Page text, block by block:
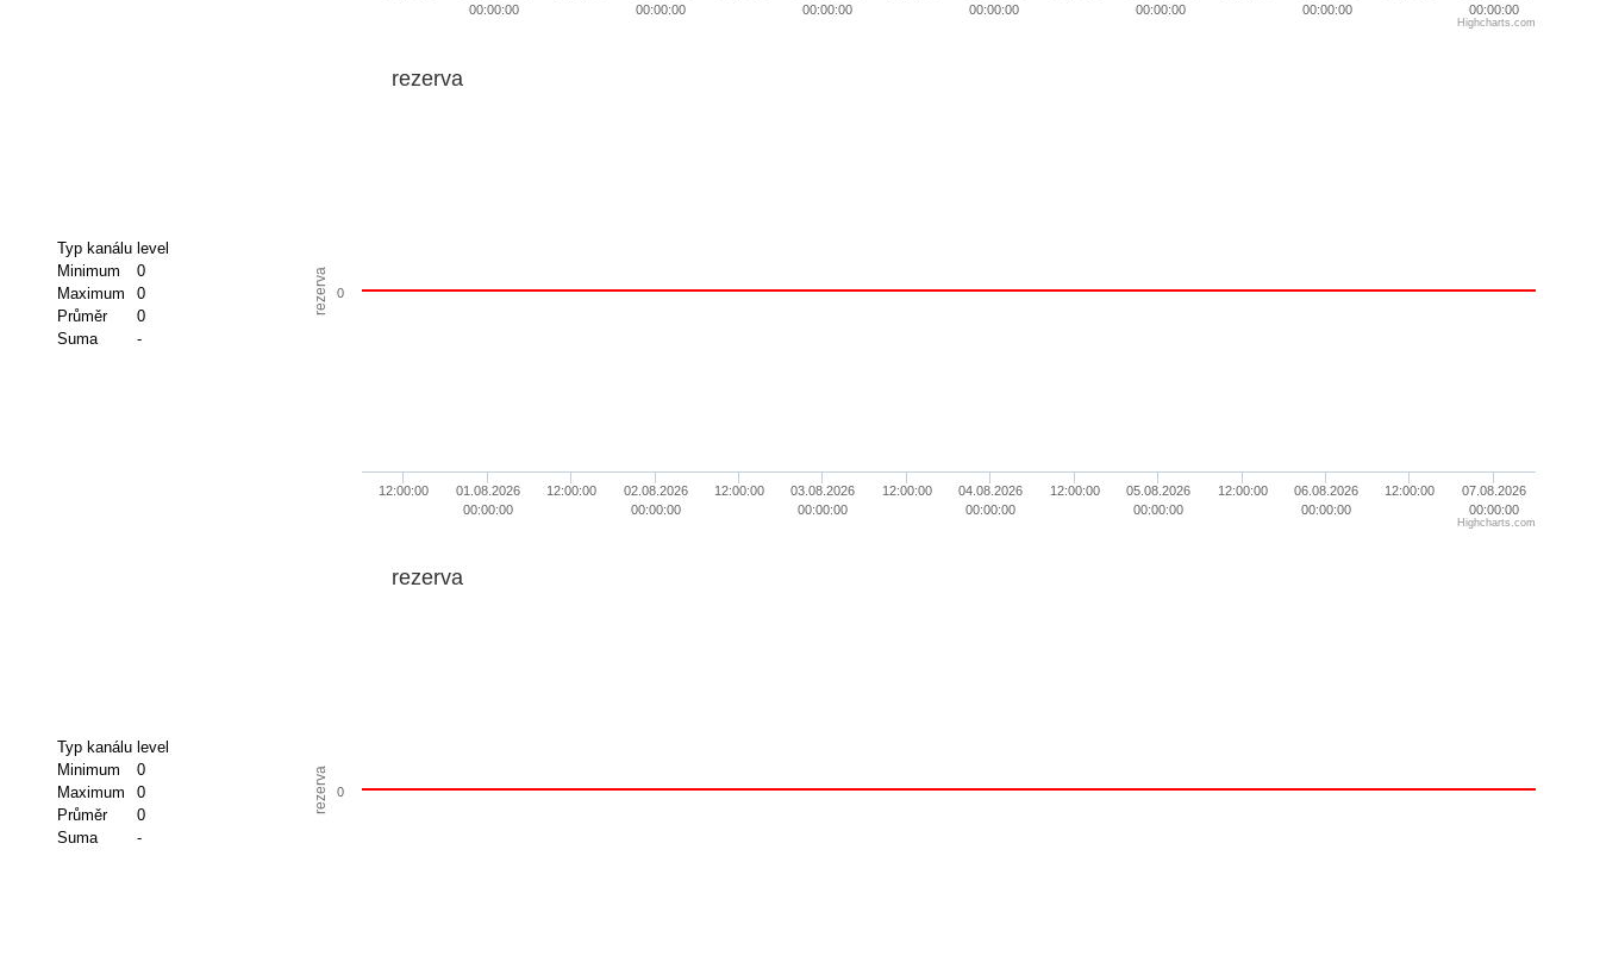
00:00:00
00:00:00
00:00:00
00:00:00
00:00:00
00:00:00
00:00:00
Highcharts.com
Typ kanálu level
Minimum
0
Maximum
0
Průměr
0
Suma
-
rezerva
rezerva
12:00:00
01.08.2026
00:00:00
12:00:00
02.08.2026
00:00:00
12:00:00
03.08.2026
00:00:00
12:00:00
04.08.2026
00:00:00
12:00:00
05.08.2026
00:00:00
12:00:00
06.08.2026
00:00:00
12:00:00
07.08.2026
00:00:00
0
Highcharts.com
Typ kanálu level
Minimum
0
Maximum
0
Průměr
0
Suma
-
rezerva
rezerva
0